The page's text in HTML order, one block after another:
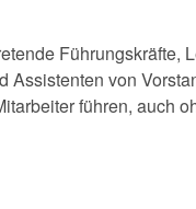
Führungskräfte,
Assistenten von
führen, auch